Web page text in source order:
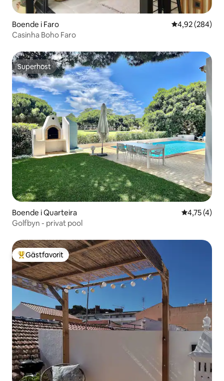
Boende i Faro 4,92 av 5 i
4,92 (284)
Casinha Boho Faro
Superhost
Superhost
Boende i Quarteira 4,75 av 5 i
4,75 (4)
Golfbyn - privat pool
Populär gästfavorit
Gästfavorit